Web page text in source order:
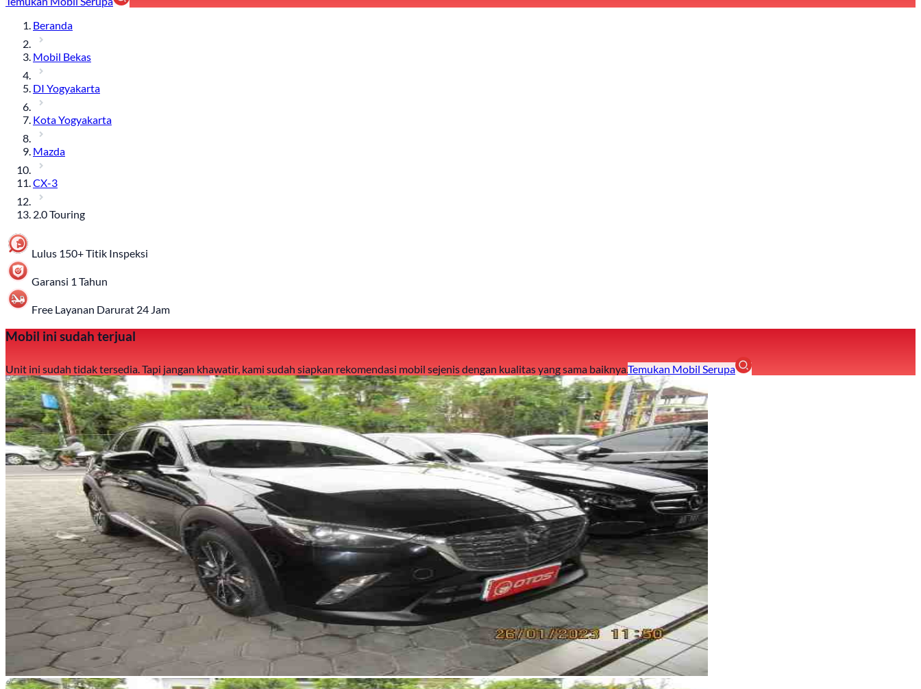
Beranda
Mobil Bekas
DI Yogyakarta
Kota Yogyakarta
Mazda
CX-3
2.0 Touring
Lulus 150+ Titik Inspeksi
Garansi 1 Tahun
Free Layanan Darurat 24 Jam
Mobil ini sudah terjual
Unit ini sudah tidak tersedia. Tapi jangan khawatir, kami sudah siapkan rekomendasi mobil sejenis dengan kualitas yang sama baiknya.Temukan Mobil Serupa